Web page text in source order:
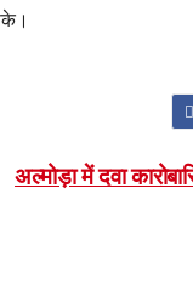
अल्मोड़ा में दवा